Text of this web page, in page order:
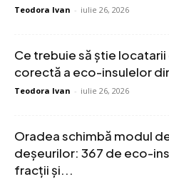
Teodora Ivan - iulie 26, 2026
Ce trebuie să știe
corectă a eco-insulelor
Teodora Ivan - iulie 26, 2026
Oradea schimbă modul
deșeurilor: 367 de eco-
fracții și...